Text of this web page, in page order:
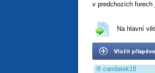
v predchozích
Na hlavní
® candatek18